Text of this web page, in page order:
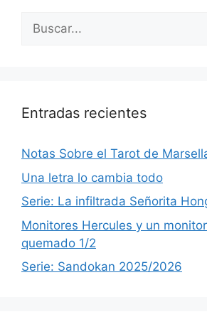
Buscar:
Entradas recientes
Notas Sobre el Tarot de
Una letra lo cambia todo
Serie: La infiltrada Señorita
Monitores Hercules y un
quemado 1/2
Serie: Sandokan 2025/2026